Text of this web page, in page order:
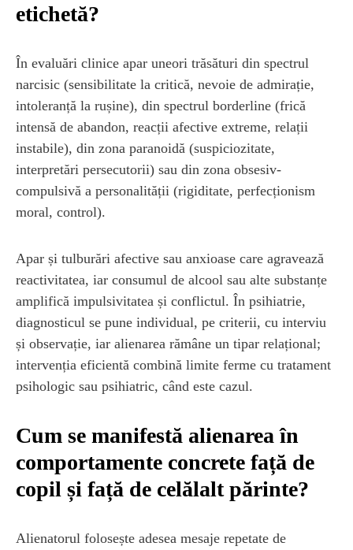
etichetă?
În evaluări clinice apar uneori trăsături din spectrul
narcisic (sensibilitate la critică, nevoie de admirație,
intoleranță la rușine), din spectrul borderline (frică
intensă de abandon, reacții afective extreme, relații
instabile), din zona paranoidă (suspiciozitate,
interpretări persecutorii) sau din zona obsesiv-
compulsivă a personalității (rigiditate, perfecționism
moral, control).
Apar și tulburări afective sau anxioase care agravează
reactivitatea, iar consumul de alcool sau alte substanțe
amplifică impulsivitatea și conflictul. În psihiatrie,
diagnosticul se pune individual, pe criterii, cu interviu
și observație, iar alienarea rămâne un tipar relațional;
intervenția eficientă combină limite ferme cu tratament
psihologic sau psihiatric, când este cazul.
Cum se manifestă alienarea în
comportamente concrete față de
copil și față de celălalt părinte?
Alienatorul folosește adesea mesaje repetate de